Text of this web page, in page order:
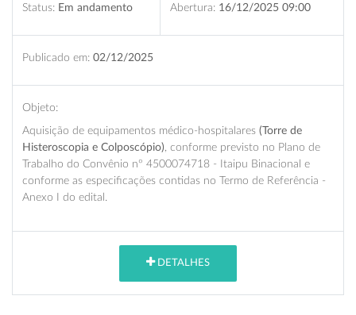
Status: Em andamento Abertura: 16/12/2025 09:00
Publicado em: 02/12/2025
Objeto:
Aquisição de equipamentos médico-hospitalares (Torre de
Histeroscopia e Colposcópio) , conforme previsto no Plano de
Trabalho do Convênio nº 4500074718 - Itaipu Binacional e
conforme as especificações contidas no Termo de Referência -
Anexo I do edital.
DETALHES